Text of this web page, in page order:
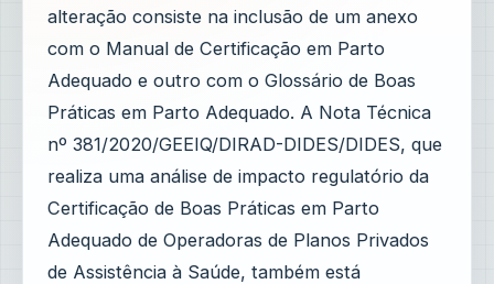
alteração consiste na inclusão de um anexo
com o Manual de Certificação em Parto
Adequado e outro com o Glossário de Boas
Práticas em Parto Adequado. A Nota Técnica
nº 381/2020/GEEIQ/DIRAD-DIDES/DIDES, que
realiza uma análise de impacto regulatório da
Certificação de Boas Práticas em Parto
Adequado de Operadoras de Planos Privados
de Assistência à Saúde, também está